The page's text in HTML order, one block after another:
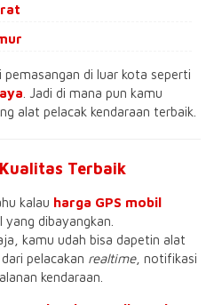
di luar kota seperti
. Jadi di mana pun kamu
alat pelacak kendaraan terbaik.
Terbaik
kalau harga GPS mobil
dibayangkan.
kamu udah bisa dapetin alat
pelacakan realtime, notifikasi
kendaraan.